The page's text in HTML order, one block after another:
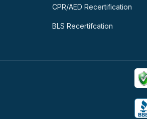
CPR/AED Recertification
BLS Recertifcation